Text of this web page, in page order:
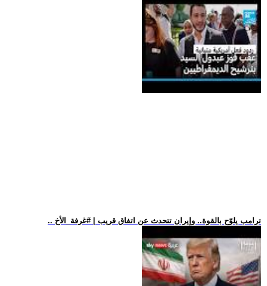
.. ترامب يلوّح بالقوة.. وإيران تتحدث عن اتفاق قريب | #غرفة_الأخ